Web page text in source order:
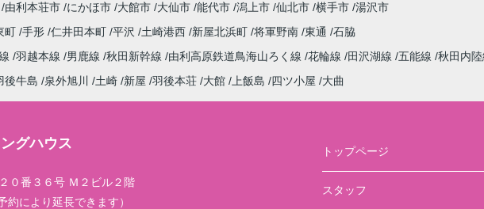
由利本荘市 にかほ市 大館市 大仙市 能代市 潟上市 仙北市 横手市 湯沢市
町 手形 仁井田本町 平沢 土崎港西 新屋北浜町 将軍野南 東通
石脇
羽越本線 男鹿線 秋田新幹線 由利高原鉄道鳥海山ろく線 花輪線 田沢湖線 五能線 秋田内
後牛島 泉外旭川 土崎 新屋 羽後本荘 大館 上飯島 四ツ小屋 大曲
グハウス
０番３６号 Ｍ２ビル２階
約により延長できます）
トップページ
スタッフ